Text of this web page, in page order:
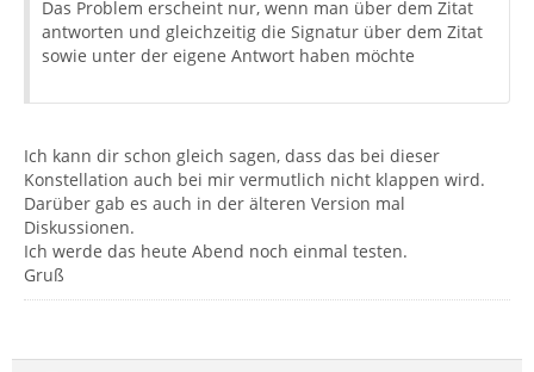
Das Problem erscheint nur, wenn man über dem Zitat
antworten und gleichzeitig die Signatur über dem Zitat
sowie unter der eigene Antwort haben möchte
Ich kann dir schon gleich sagen, dass das bei dieser
Konstellation auch bei mir vermutlich nicht klappen wird.
Darüber gab es auch in der älteren Version mal
Diskussionen.
Ich werde das heute Abend noch einmal testen.
Gruß